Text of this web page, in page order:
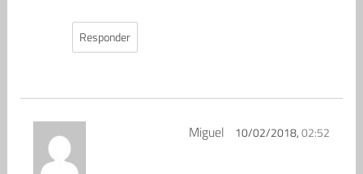
Responder
Miguel 10/02/2018,02:52